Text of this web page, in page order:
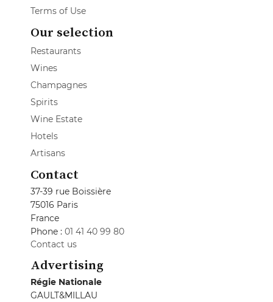
Terms of Use
Our selection
Restaurants
Wines
Champagnes
Spirits
Wine Estate
Hotels
Artisans
Contact
37-39 rue Boissière
75016 Paris
France
Phone : 01 41 40 99 80
Contact us
Advertising
Régie Nationale
GAULT&MILLAU